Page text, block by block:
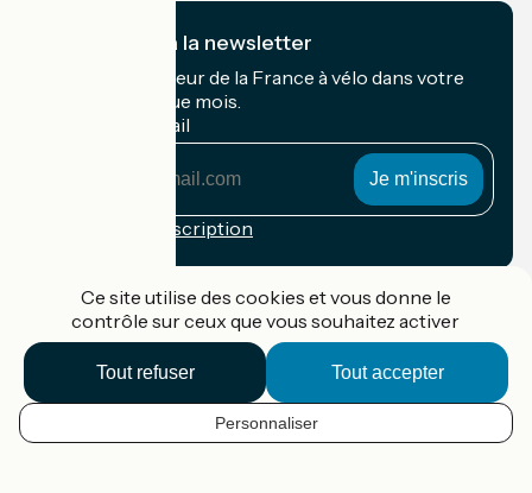
FR
Je m'abonne à la newsletter
Recevez le meilleur de la France à vélo dans votre
boîte mail chaque mois.
Mon adresse mail
Conditions d'inscription
Accueil Vélo Pro
Contact
Mentions légales
Ce site utilise des cookies et vous donne le
contrôle sur ceux que vous souhaitez activer
Tout accepter
Tout refuser
Personnaliser